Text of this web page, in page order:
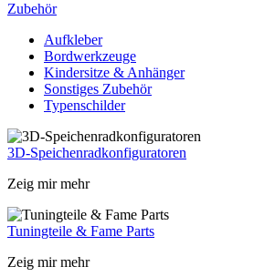
Zubehör
Aufkleber
Bordwerkzeuge
Kindersitze & Anhänger
Sonstiges Zubehör
Typenschilder
3D-Speichenradkonfiguratoren
Zeig mir mehr
Tuningteile & Fame Parts
Zeig mir mehr